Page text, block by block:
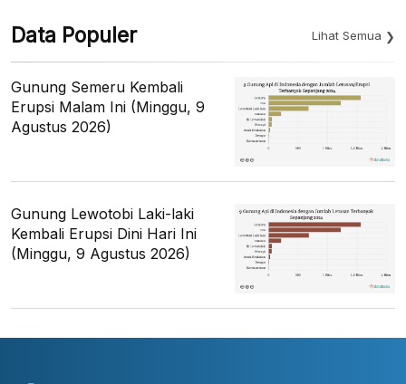
Data Populer Lihat Semua
Gunung Semeru Kembali
Erupsi Malam Ini (Minggu, 9
Agustus 2026)
Gunung Lewotobi Laki-laki
Kembali Erupsi Dini Hari Ini
(Minggu, 9 Agustus 2026)